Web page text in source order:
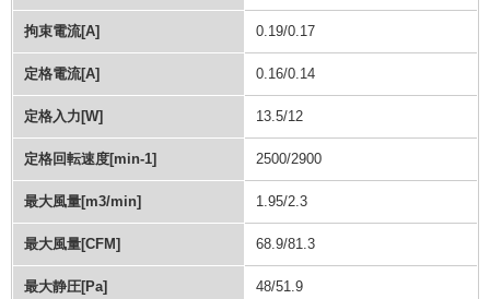
拘束電流[A] 0.19/0.17
定格電流[A] 0.16/0.14
定格入力[W] 13.5/12
定格回転速度[min-1] 2500/2900
最大風量[m3/min] 1.95/2.3
最大風量[CFM] 68.9/81.3
最大静圧[Pa] 48/51.9